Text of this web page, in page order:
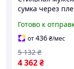
сумка через
Коричневый.
Натуральная
Готово к
от436 ₴/мес
4 362 ₴
5 132 ₴